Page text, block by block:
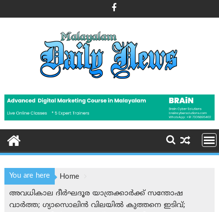
to
You are here
Home
അവധികാല ദീർഘദൂര യാത്രക്കാർക്ക് സന്തോഷ
വാർത്ത; ഗ്യാസൊലിൻ വിലയിൽ കുത്തനെ ഇടിവ്;